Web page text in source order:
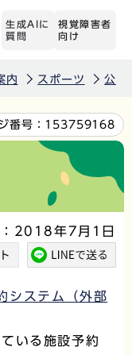
生成AIに
質問
視覚障害者
向け
内 スポーツ 公共
番号： 153759168
：2018年7月1日
システム（外部
いる施設予約